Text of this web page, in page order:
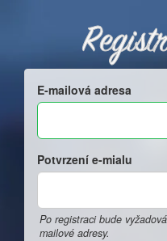
E-mailová adresa
Potvrzení e-mialu
Po registraci bude
mailové adresy.